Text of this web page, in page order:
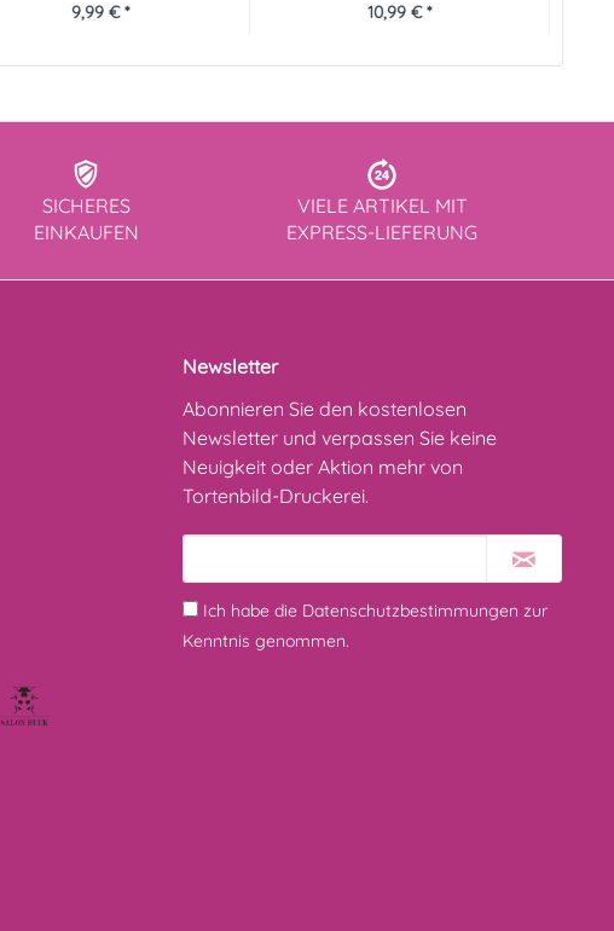
9,99 € * 10,99 € *
SICHERES
EINKAUFEN
VIELE ARTIKEL MIT
EXPRESS-LIEFERUNG
Newsletter
Abonnieren Sie den kostenlosen
Newsletter und verpassen Sie keine
Neuigkeit oder Aktion mehr von
Tortenbild-Druckerei.
Ich habe die Datenschutzbestimmungen zur
Kenntnis genommen.